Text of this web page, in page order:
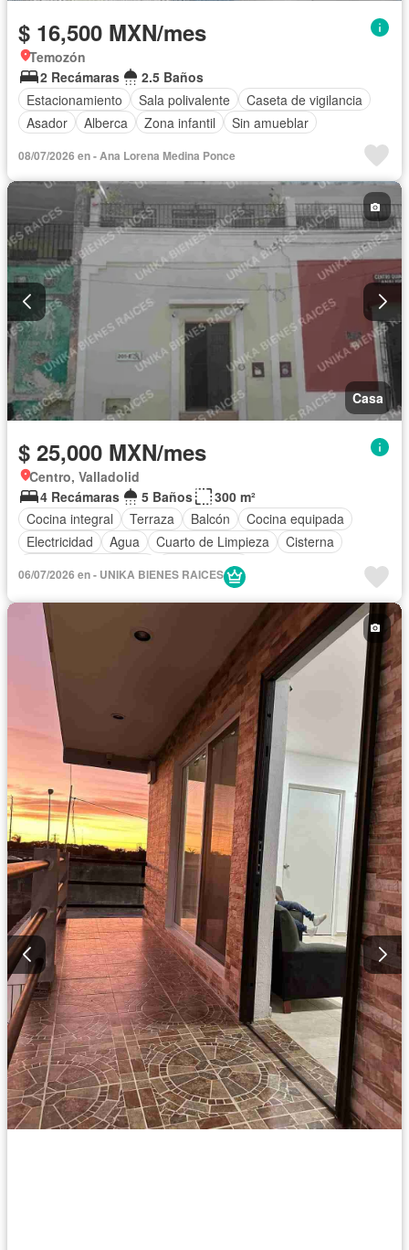
$ 16,500 MXN/mes
Temozón
2 Recámaras
2.5 Baños
Estacionamiento
Sala polivalente
Caseta de vigilancia
Asador
Alberca Zona infantil Sin amueblar
08/07/2026 en - Ana Lorena Medina Ponce
Casa
$ 25,000 MXN/mes
Centro, Valladolid
4 Recámaras
5 Baños
300 m²
Cocina integral
Terraza Balcón
Cocina equipada
Electricidad
Agua Cuarto de Limpieza
Cisterna
Sin amueblar
06/07/2026 en - UNIKA BIENES RAICES